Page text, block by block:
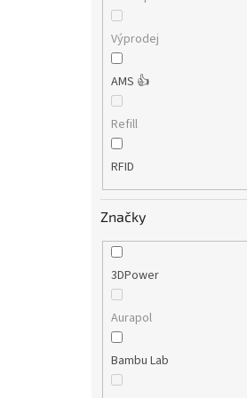
Výprodej
AMS 👍
Refill
RFID
Značky
3DPower
Aurapol
Bambu Lab